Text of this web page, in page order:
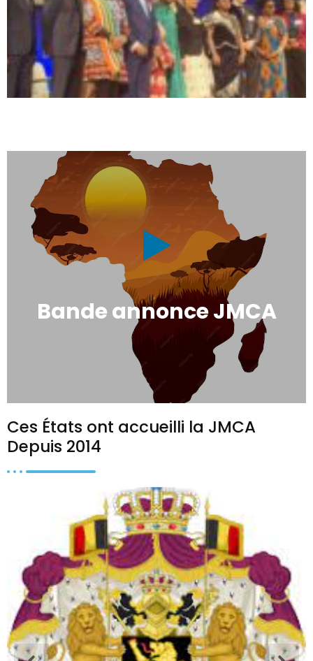
Bande annonce JMCA
Ces États ont accueilli la JMCA
Depuis 2014